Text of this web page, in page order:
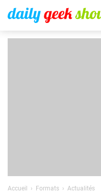
Accueil Formats
Actualités